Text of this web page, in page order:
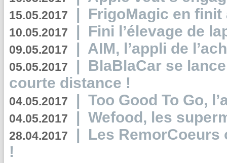
15.05.2017 | FrigoMagic en
10.05.2017 | Fini l’élevage de
09.05.2017 | AIM, l’appli de
05.05.2017 | BlaBlaCar se
courte distance !
04.05.2017 | Too Good To Go,
04.05.2017 | Wefood, les
28.04.2017 | Les RemorCoeurs
!